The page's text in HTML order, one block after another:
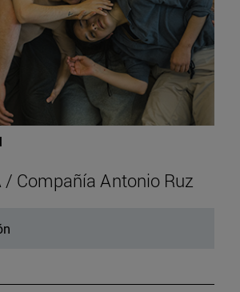
/ Compañía Antonio Ruz